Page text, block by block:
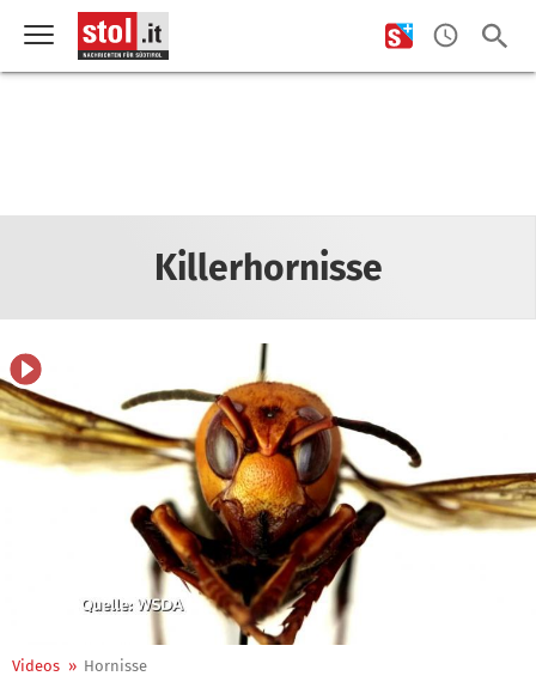
Killerhornisse
Videos » Hornisse